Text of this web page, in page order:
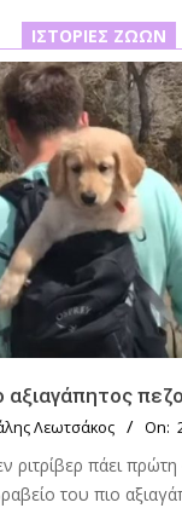
ΙΣΤΟΡΊΕΣ ΖΏΩΝ
αξιαγάπητος
Λεωτσάκος On:
ριτρίβερ πάει
του πιο